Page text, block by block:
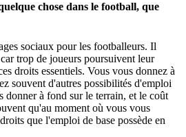
chose dans le football, que
sociaux pour les footballeurs. Il
trop de joueurs poursuivent leur
droits essentiels. Vous vous donnez à
souvent d'autres possibilités d'emploi
donner à fond sur le terrain, et le coût
qu'au moment où vous vous
que l'emploi de base possède en